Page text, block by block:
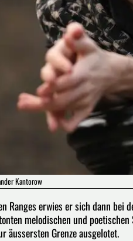
Kantorow
Ranges erwies er sich dann bei
melodischen und
äussersten Grenze ausgelotet.